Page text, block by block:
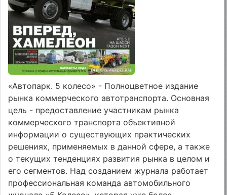
«Автопарк. 5 колесо» - Полноцветное издание
рынка коммерческого автотранспорта. Основная
цель - предоставление участникам рынка
коммерческого транспорта объективной
информации о существующих практических
решениях, применяемых в данной сфере, а также
о текущих тенденциях развития рынка в целом и
его сегментов. Над созданием журнала работает
профессиональная команда автомобильного